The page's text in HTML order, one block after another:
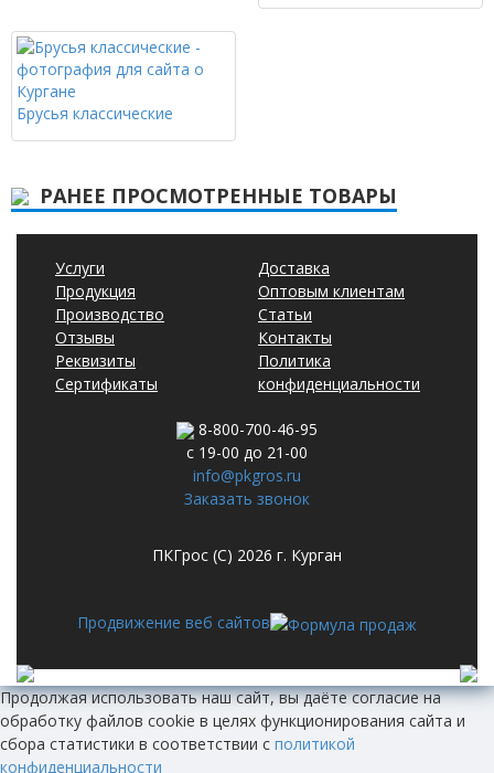
Брусья классические
РАНЕЕ ПРОСМОТРЕННЫЕ ТОВАРЫ
Услуги
Продукция
Производство
Отзывы
Реквизиты
Сертификаты
Доставка
Оптовым клиентам
Статьи
Контакты
Политика
конфиденциальности
8-800-700-46-95
с 19-00 до 21-00
info@pkgros.ru
Заказать звонок
ПКГрос (С) 2026 г. Курган
Продвижение веб сайтов
Продолжая использовать наш сайт, вы даёте согласие на
обработку файлов cookie в целях функционирования сайта и
сбора статистики в соответствии с политикой
конфиденциальности